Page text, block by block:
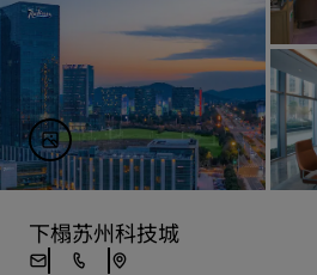
下榻苏州科技城